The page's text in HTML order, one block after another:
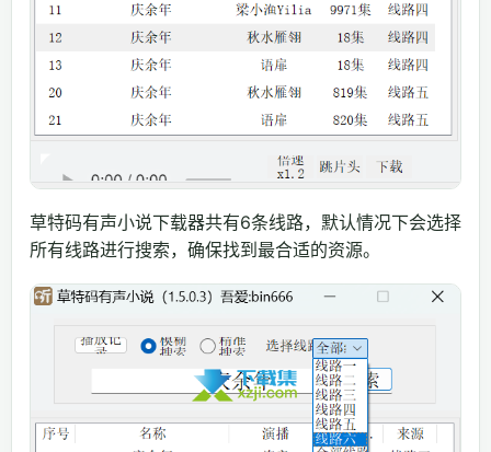
草特码有声小说下载器共有6条线路，默认情况下会选择
所有线路进行搜索，确保找到最合适的资源。